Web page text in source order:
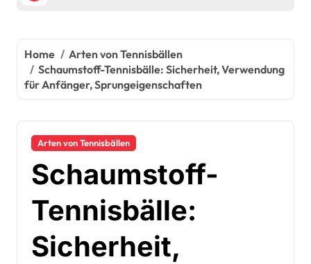
Home
Arten von Tennisbällen
Schaumstoff-Tennisbälle: Sicherheit, Verwendung
für Anfänger, Sprungeigenschaften
Arten von Tennisbällen
Schaumstoff-
Tennisbälle:
Sicherheit,